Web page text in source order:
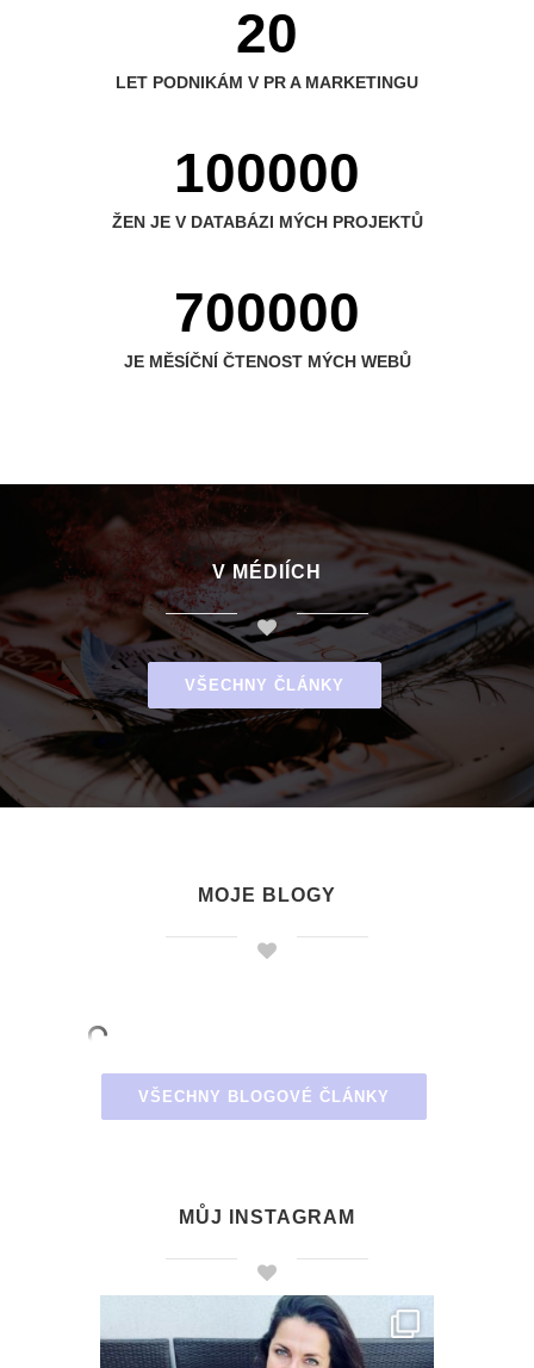
20
LET PODNIKÁM V PR A MARKETINGU
100000
ŽEN JE V DATABÁZI MÝCH PROJEKTŮ
700000
JE MĚSÍČNÍ ČTENOST MÝCH WEBŮ
V MÉDIÍCH
VŠECHNY ČLÁNKY
MOJE BLOGY
VŠECHNY BLOGOVÉ ČLÁNKY
MŮJ INSTAGRAM